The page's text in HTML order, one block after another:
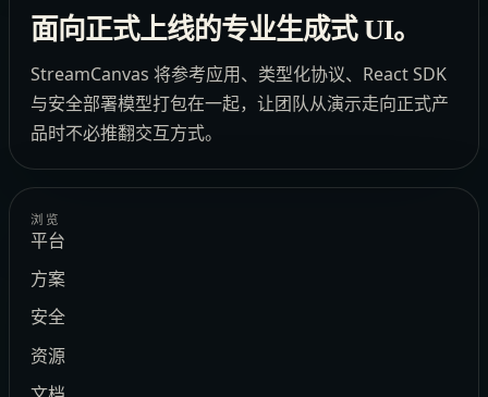
面向正式上线的专业生成式 UI。
StreamCanvas 将参考应用、类型化协议、React SDK
与安全部署模型打包在一起，让团队从演示走向正式产
品时不必推翻交互方式。
浏览
平台
方案
安全
资源